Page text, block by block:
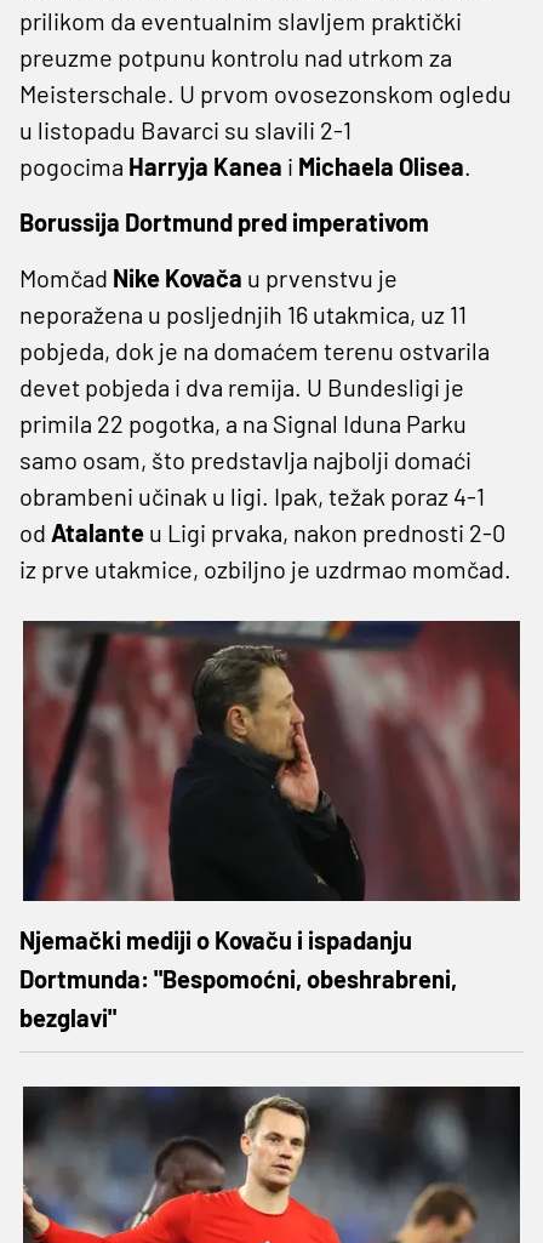
prilikom da eventualnim slavljem praktički
preuzme potpunu kontrolu nad utrkom za
Meisterschale. U prvom ovosezonskom ogledu
u listopadu Bavarci su slavili 2-1
pogocima Harryja Kanea i Michaela Olisea.
Borussija Dortmund pred imperativom
Momčad Nike Kovača u prvenstvu je
neporažena u posljednjih 16 utakmica, uz 11
pobjeda, dok je na domaćem terenu ostvarila
devet pobjeda i dva remija. U Bundesligi je
primila 22 pogotka, a na Signal Iduna Parku
samo osam, što predstavlja najbolji domaći
obrambeni učinak u ligi. Ipak, težak poraz 4-1
od Atalante u Ligi prvaka, nakon prednosti 2-0
iz prve utakmice, ozbiljno je uzdrmao momčad.
Njemački mediji o Kovaču i ispadanju
Dortmunda: "Bespomoćni, obeshrabreni,
bezglavi"